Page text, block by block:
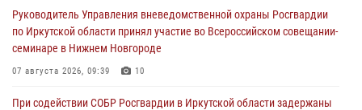
Руководитель Управления вневедомственной охраны Росгвардии
по Иркутской области принял участие во Всероссийском совещании-
семинаре в Нижнем Новгороде
07 августа 2026, 09:39 10
При содействии СОБР Росгвардии в Иркутской области задержаны